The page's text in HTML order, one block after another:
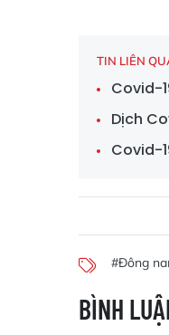
TIN LIÊN
Covid-
Dịch
Covid-
#Đông
BÌNH